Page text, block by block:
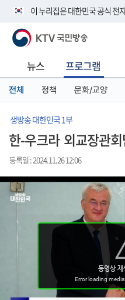
이 누리집은 대한민국 공식 전
공식 누리집 주소 확인하기
니다.
이밖에 or.kr 또는 .kr등 다른 도
서 도메인 주소를 확인해 보세요
KTV 국민방송
뉴스 프로그램
전체 정책 문화/교양
생방송 대한민국 1부
한-우크라 외교장관
등록일 : 2024.11.26 12:06